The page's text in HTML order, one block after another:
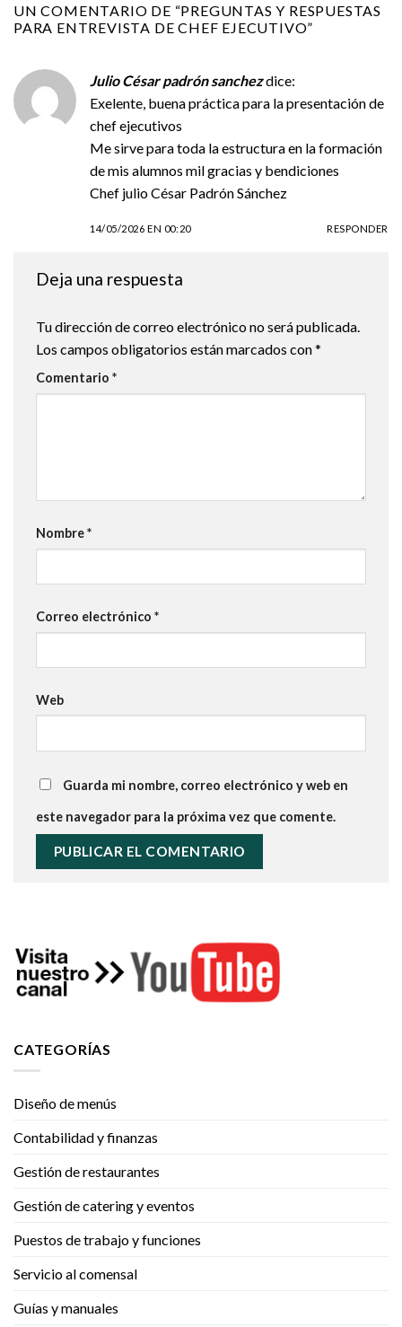
UN COMENTARIO DE “PREGUNTAS Y RESPUESTAS
PARA ENTREVISTA DE CHEF EJECUTIVO”
Julio César padrón sanchezdice:
Exelente, buena práctica para la presentación de
chef ejecutivos
Me sirve para toda la estructura en la formación
de mis alumnos mil gracias y bendiciones
Chef julio César Padrón Sánchez
14/05/2026 EN 00:20 RESPONDER
Deja una respuesta
Tu dirección de correo electrónico no será publicada.
Los campos obligatorios están marcados con*
Comentario *
Nombre*
Correo electrónico *
Web
Guarda mi nombre, correo electrónico y web en
este navegador para la próxima vez que comente.
CATEGORÍAS
Diseño de menús
Contabilidad y finanzas
Gestión de restaurantes
Gestión de catering y eventos
Puestos de trabajo y funciones
Servicio al comensal
Guías y manuales